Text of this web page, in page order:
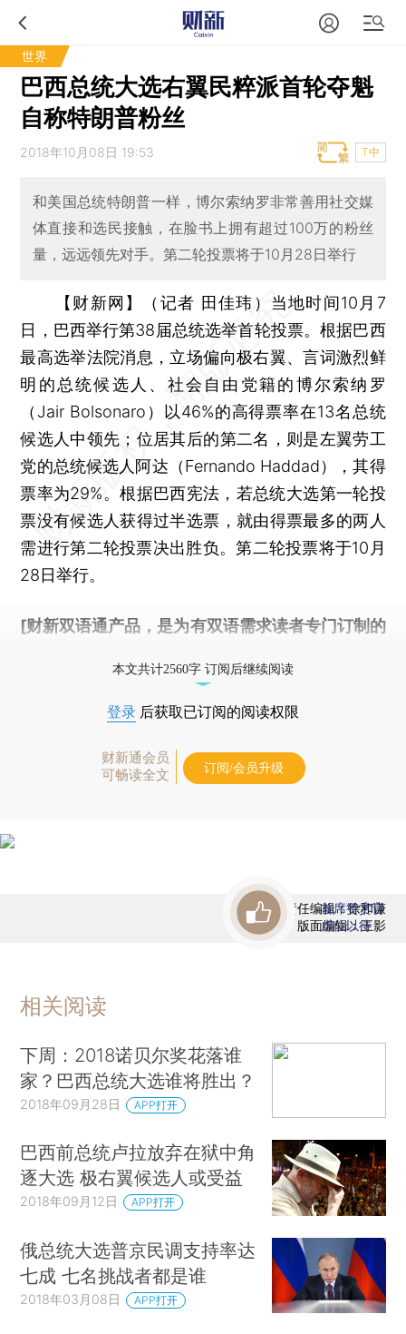
世界
巴西总统大选右翼民粹派首轮夺魁
自称特朗普粉丝
2018年10月08日 19:53 T中
和美国总统特朗普一样，博尔索纳罗非常善用社交媒
体直接和选民接触，在脸书上拥有超过100万的粉丝
量，远远领先对手。第二轮投票将于10月28日举行
【财新网】（记者 田佳玮） 当地时间10月7
日，巴西举行第38届总统选举首轮投票。根据巴西
最高选举法院消息，立场偏向极右翼、言词激烈鲜
明的总统候选人、社会自由党籍的博尔索纳罗
（Jair Bolsonaro）以46%的高得票率在13名总统
候选人中领先；位居其后的第二名，则是左翼劳工
党的总统候选人阿达（Fernando Haddad），其得
票率为29%。根据巴西宪法，若总统大选第一轮投
票没有候选人获得过半选票，就由得票最多的两人
需进行第二轮投票决出胜负。第二轮投票将于10月
28日举行。
[财新双语通产品，是为有双语需求读者专门订制的
本文共计2560字 订阅后继续阅读
登录 后获取已订阅的阅读权限
财新通会员
可畅读全文
订阅/会员升级
责任编辑：徐和谦
版面编辑：王影
首席赞赏官
虚位以待
相关阅读
下周：2018诺贝尔奖花落谁
家？巴西总统大选谁将胜出？
2018年09月28日 APP打开
巴西前总统卢拉放弃在狱中角
逐大选 极右翼候选人或受益
2018年09月12日 APP打开
俄总统大选普京民调支持率达
七成 七名挑战者都是谁
2018年03月08日 APP打开